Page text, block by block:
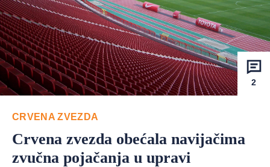
2
CRVENA ZVEZDA
Crvena zvezda obećala navijačima
zvučna pojačanja u upravi